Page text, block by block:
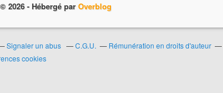
2026 - Hébergé par Overblog
Signaler un abus C.G.U. Rémunération en droits d'auteur
cookies